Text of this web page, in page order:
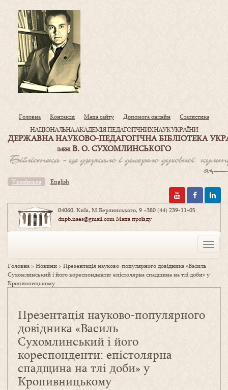
Головна Контакти Мапа сайту Допомога онлайн Статистика
НАЦІОНАЛЬНА АКАДЕМІЯ ПЕДАГОГІЧНИХ НАУК УКРАЇНИ
ДЕРЖАВНА НАУКОВО-ПЕДАГОГІЧНА БІБЛІОТЕКА
ІМЕНІВ. О. СУХОМЛИНСЬКОГО
Українська English
04060, Київ, М.Берлинського, 9+380 (44) 239-11-05
dnpb.naes@gmail.comМапа проїзду
Toggle
Головна >Новини >Презентація науково-популярного довідника «Василь
Сухомлинський і його кореспонденти: епістолярна спадщина на тлі доби» у
Кропивницькому
Презентація науково-популярного
довідника «Василь
Сухомлинський і його
кореспонденти: епістолярна
спадщина на тлі доби» у
Кропивницькому